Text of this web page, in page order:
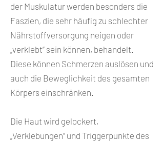
der Muskulatur werden besonders die
Faszien, die sehr häufig zu schlechter
Nährstoffversorgung neigen oder
„verklebt“ sein können, behandelt.
Diese können Schmerzen auslösen und
auch die Beweglichkeit des gesamten
Körpers einschränken.
Die Haut wird gelockert,
„Verklebungen“ und Triggerpunkte des